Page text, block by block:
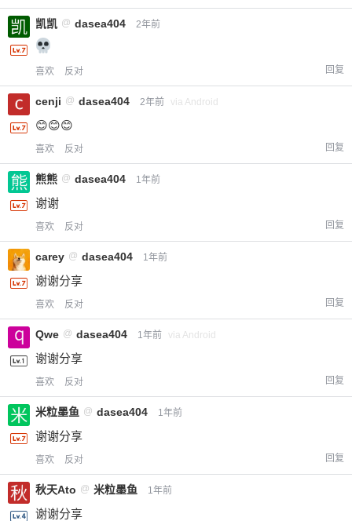
凯凯 @ dasea404 2年前
喜欢 反对 回复
cenji @ dasea404 2年前 via Android
😊😊😊
喜欢 反对 回复
熊熊 @ dasea404 1年前
谢谢
喜欢 反对 回复
carey @ dasea404 1年前
谢谢分享
喜欢 反对 回复
Qwe @ dasea404 1年前 via Android
谢谢分享
喜欢 反对 回复
米粒墨鱼 @ dasea404 1年前
谢谢分享
喜欢 反对 回复
秋天Ato @ 米粒墨鱼 1年前
谢谢分享